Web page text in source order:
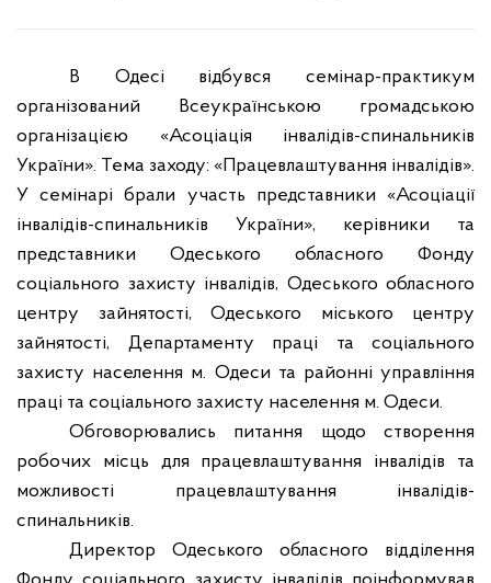
В Одесі відбувся семінар-практикум
організований Всеукраїнською громадською
організацією «Асоціація інвалідів-спинальників
України». Тема заходу: «Працевлаштування інвалідів».
У семінарі брали участь представники «Асоціації
інвалідів-спинальників України», керівники та
представники Одеського обласного Фонду
соціального захисту інвалідів, Одеського обласного
центру зайнятості, Одеського міського центру
зайнятості, Департаменту праці та соціального
захисту населення м. Одеси та районні управління
праці та соціального захисту населення м. Одеси.
Обговорювались питання щодо створення
робочих місць для працевлаштування інвалідів та
можливості працевлаштування інвалідів-
спинальників.
Директор Одеського обласного відділення